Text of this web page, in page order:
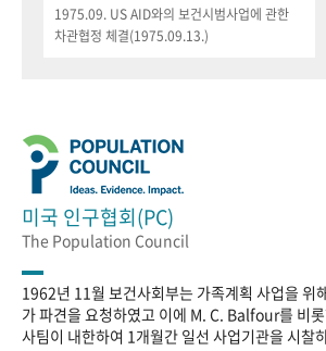
1975.09. US AID와의 보건시범사업에 관한
차관협정 체결(1975.09.13.)
미국 인구협회(PC)
The Population Council
1962년 11월 보건사회부는 가족계획 사업을 위
가 파견을 요청하였고 이에 M. C. Balfour를 비
사팀이 내한하여 1개월간 일선 사업기관을 시찰